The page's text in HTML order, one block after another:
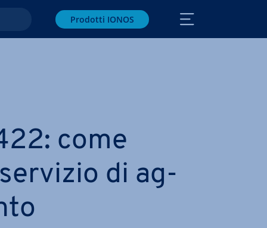
Prodotti IONOS
come
di ag­